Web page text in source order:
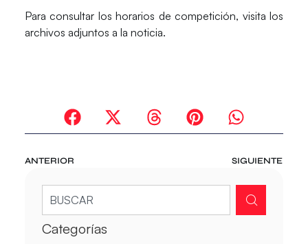
Para consultar los horarios de competición, visita los
archivos adjuntos a la noticia.
ANTERIOR SIGUIENTE
Categorías